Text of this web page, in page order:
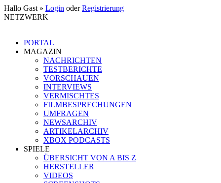
Hallo Gast » Login oderRegistrierung
NETZWERK
PORTAL
MAGAZIN
NACHRICHTEN
TESTBERICHTE
VORSCHAUEN
INTERVIEWS
VERMISCHTES
FILMBESPRECHUNGEN
UMFRAGEN
NEWSARCHIV
ARTIKELARCHIV
XBOX PODCASTS
SPIELE
ÜBERSICHT VON A BIS Z
HERSTELLER
VIDEOS